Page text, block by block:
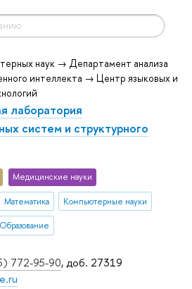
772-95-90, доб. 27319
наук → Департамент анализа
интеллекта → Центр языковых и
лаборатория
систем и структурного
Медицинские науки
Математика Компьютерные науки
Образование